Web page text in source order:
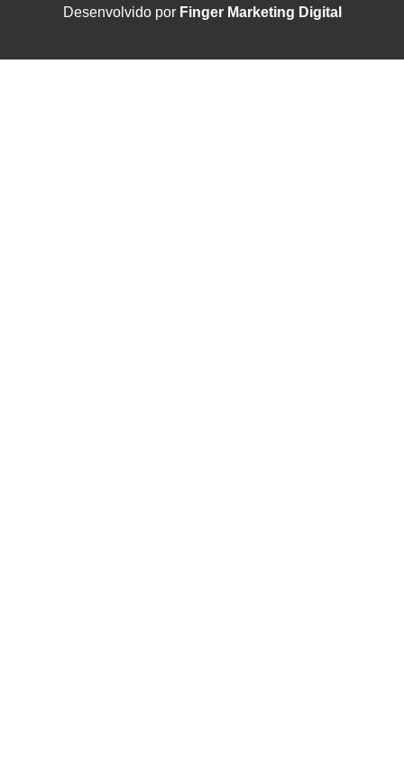
Desenvolvido por Finger Marketing Digital